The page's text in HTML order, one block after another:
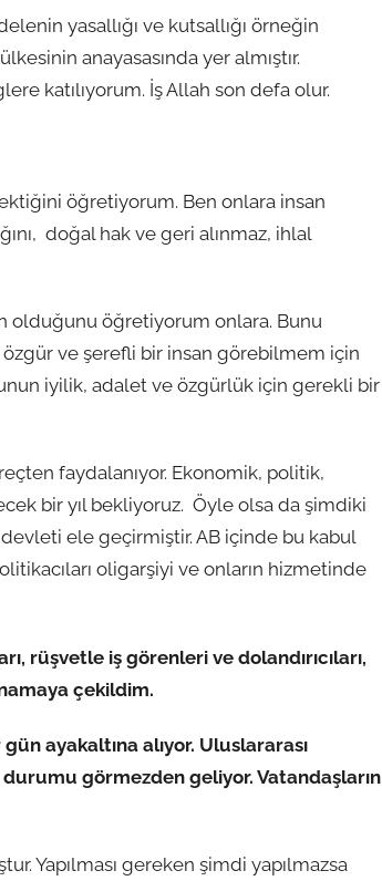
yasallığı ve kutsallığı örneğin
anayasasında yer almıştır.
katılıyorum. İş Allah son defa olur.
öğretiyorum. Ben onlara insan
doğal hak ve geri alınmaz, ihlal
olduğunu öğretiyorum onlara. Bunu
ve şerefli bir insan görebilmem için
iyilik, adalet ve özgürlük için gerekli bir
faydalanıyor. Ekonomik, politik,
bir yıl bekliyoruz. Öyle olsa da şimdiki
ele geçirmiştir. AB içinde bu kabul
oligarşiyi ve onların hizmetinde
rüşvetle iş görenleri ve dolandırıcıları,
çekildim.
ayakaltına alıyor. Uluslararası
durumu görmezden geliyor. Vatandaşların
Yapılması gereken şimdi yapılmazsa